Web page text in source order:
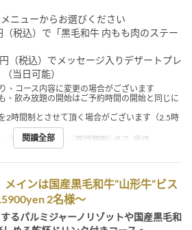
ニューからお選びください
税込）で「黒毛和牛 内もも肉のステー
（税込）でメッセージ入りデザートプレ
当日可能）
、コース内容に変更の場合がございます
、飲み放題の開始はご予約時間の開始と同じに
2時間制とさせて頂く場合がございます（2.5時
最大下單數 座位類別 桌子, 櫃檯
閱讀全部
メインは国産黒毛和牛”山形牛”ビス
2名様～
るパルミジャーノリゾットや国産黒毛和